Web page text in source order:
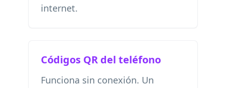
internet.
Códigos QR del teléfono
Funciona sin conexión. Un